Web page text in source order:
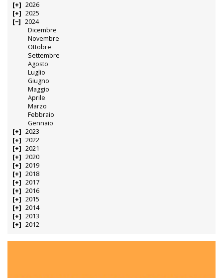
2026
2025
2024
Dicembre
Novembre
Ottobre
Settembre
Agosto
Luglio
Giugno
Maggio
Aprile
Marzo
Febbraio
Gennaio
2023
2022
2021
2020
2019
2018
2017
2016
2015
2014
2013
2012